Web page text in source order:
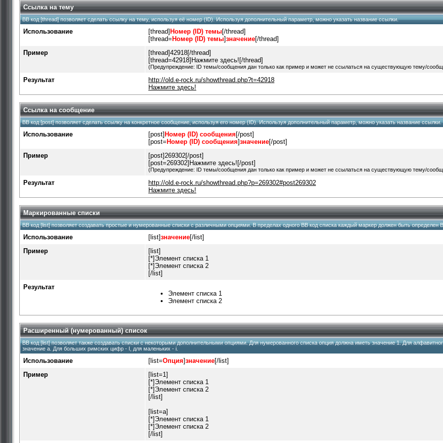
Ссылка на тему
BB код [thread] позволяет сделать ссылку на тему, используя её номер (ID). Используя дополнительный параметр, можно указать название ссылки.
Использование [thread] Номер (ID) темы[/thread]
[thread= Номер (ID) темы]значение[/thread]
Пример
[thread]42918[/thread]
[thread=42918]Нажмите здесь![/thread]
(Предупреждение: ID темы/сообщения дан только как пример и может не ссылаться на существующую тему/
Результат
http://old.e-rock.ru/showthread.php?t=42918
Нажмите здесь!
Ссылка на сообщение
BB код [post] позволяет сделать ссылку на конкретное сообщение, используя его номер (ID). Используя дополнительный параметр, можно указать название ссылки.
Использование [post] Номер (ID) сообщения [/post]
[post= Номер (ID) сообщения]значение[/post]
Пример
[post]269302[/post]
[post=269302]Нажмите здесь![/post]
(Предупреждение: ID темы/сообщения дан только как пример и может не ссылаться на существующую тему/
Результат
http://old.e-rock.ru/showthread.php?p=269302#post269302
Нажмите здесь!
Маркированные списки
BB код [list] позволяет создавать простые и нумерованные списки с различными опциями. В пределах одного BB код списка каждый маркер должен быть определен
Использование [list]значение[/list]
Пример
[list]
[*]Элемент списка 1
[*]Элемент списка 2
[/list]
Результат
Элемент списка 1
Элемент списка 2
Расширенный (нумерованный) список
BB код [list] позволяет также создавать списки с некоторыми дополнительными опциями. Для нумерованного списка опция должна иметь значение 1. Для
значение а. Для больших римских цифр - I, для маленьких - i.
Использование [list=Опция]значение[/list]
Пример
[list=1]
[*]Элемент списка 1
[*]Элемент списка 2
[/list]
[list=a]
[*]Элемент списка 1
[*]Элемент списка 2
[/list]